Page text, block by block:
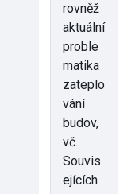
rovněž
aktuální
proble
matika
zateplo
vání
budov,
vč.
Souvis
ejících